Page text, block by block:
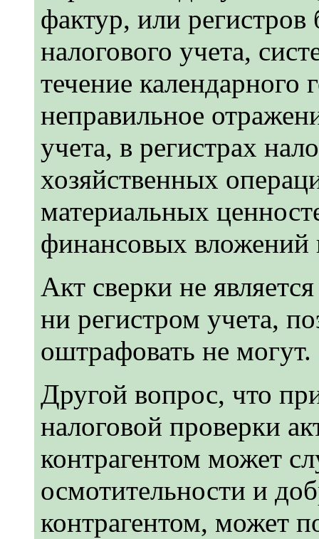
фактур, или регистров
налогового учета,
течение календарного
неправильное
учета, в регистрах
хозяйственных
материальных
финансовых вложений
Акт сверки не
ни регистром учета,
оштрафовать не могут.
Другой вопрос, что
налоговой проверки
контрагентом может
осмотительности и
контрагентом, может